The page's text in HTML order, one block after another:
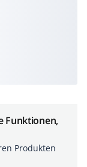
Funktionen,
Produkten